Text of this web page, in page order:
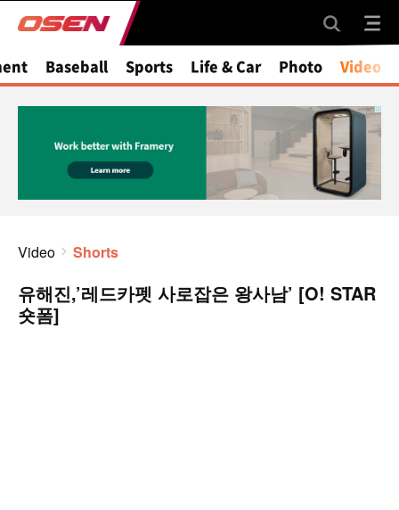
Baseball Sports Life & Car Photo Video
Video Shorts
유해진,’레드카펫 사로잡은 왕사남’ [O! STAR
숏폼]